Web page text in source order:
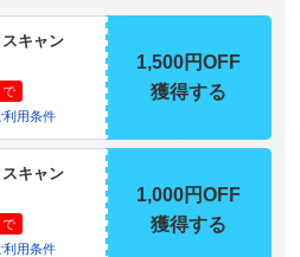
キャン
で
利用条件
1,500円OFF
獲得する
キャン
で
利用条件
1,000円OFF
獲得する